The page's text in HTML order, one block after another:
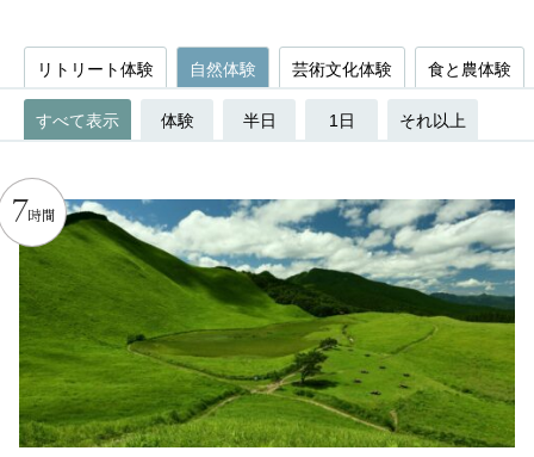
リトリート体験 自然体験 芸術文化体験 食と農体験
すべて表示 体験 半日 1日 それ以上
7時間